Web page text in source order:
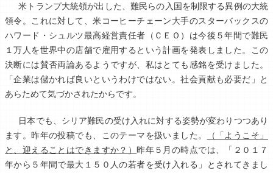
米トランプ大統領が出した、難民らの入国を制限する異例の大統
領令。これに対して、米コーヒーチェーン大手のスターバックスの
ハワード・シュルツ最高経営責任者（ＣＥＯ）は今後５年間で難民
１万人を世界中の店舗で雇用するという計画を発表しました。この
決断には賛否両論あるようですが、私はとても感銘を受けました。
「企業は儲かれば良いというわけではない。社会貢献も必要だ」と
あらためて気づかされたからです。
日本でも、シリア難民の受け入れに対する姿勢が変わりつつあり
ます。昨年の投稿でも、このテーマを扱いました。
（「ようこそ」
と、迎えることはできますか？） 昨年５月の時点では、「２０１７
年から５年間で最大１５０人の若者を受け入れる」とされてきまし